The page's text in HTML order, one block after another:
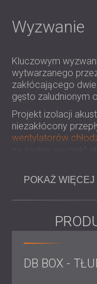
Wyzwanie
Kluczowym
wytwarzanego
zakłócającego
gęsto zaludnionym
Projekt izolacji
niezakłócony
wentylatorów
Zakres prac
Ocena
Projekt
POKAŻ WIĘCEJ
DB BOX -